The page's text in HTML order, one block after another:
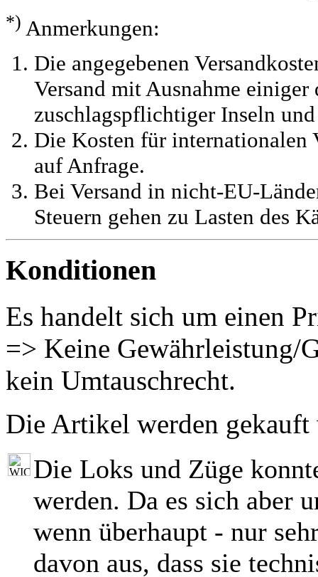
*) Anmerkungen:
Die angegebenen
Versand mit Ausnahme
zuschlagspflichtiger Inseln
Die Kosten für
auf Anfrage.
Bei Versand in nicht-EU-
Steuern gehen zu Lasten des
Konditionen
Es handelt sich um einen
=> Keine Gewährleistung/
kein Umtauschrecht.
Die Artikel werden gekauft
Die Loks und Züge
werden. Da es sich aber
wenn überhaupt - nur
davon aus, dass sie